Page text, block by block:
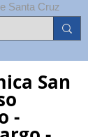
Santa Cruz
San
-